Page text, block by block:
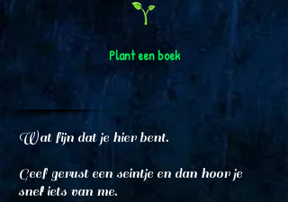
Plant een boek
Wat fijn dat je hier bent.
Geef gerust een seintje en dan hoor je
snel iets van me.